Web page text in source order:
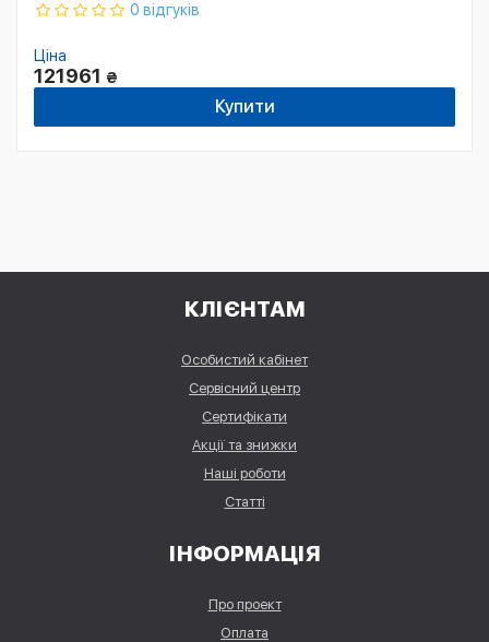
0 відгуків
Ціна
121961 ₴
Купити
КЛІЄНТАМ
Особистий кабінет
Сервісний центр
Сертифікати
Акції та знижки
Наші роботи
Статті
ІНФОРМАЦІЯ
Про проект
Оплата